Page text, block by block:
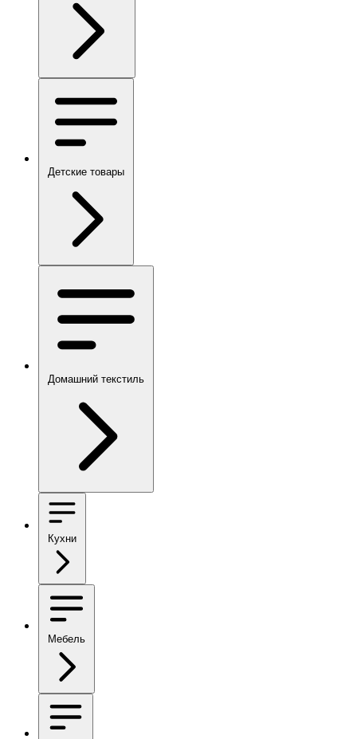
Детские товары
Домашний текстиль
Кухни
Мебель